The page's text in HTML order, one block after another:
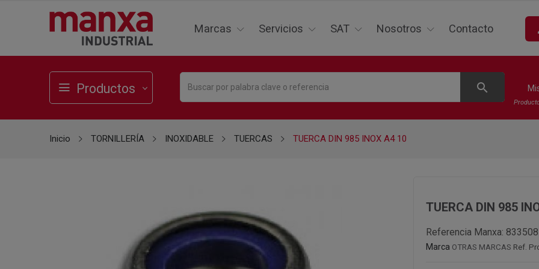
Marcas Servicios SAT Nosotros Contacto
Productos search
Inicio TORNILLERÍA INOXIDABLE TUERCAS TUERCA DIN 985 INOX A4 10
TUERCA DIN 985
Referencia Manxa: 833508
Marca OTRAS MARCAS Ref.